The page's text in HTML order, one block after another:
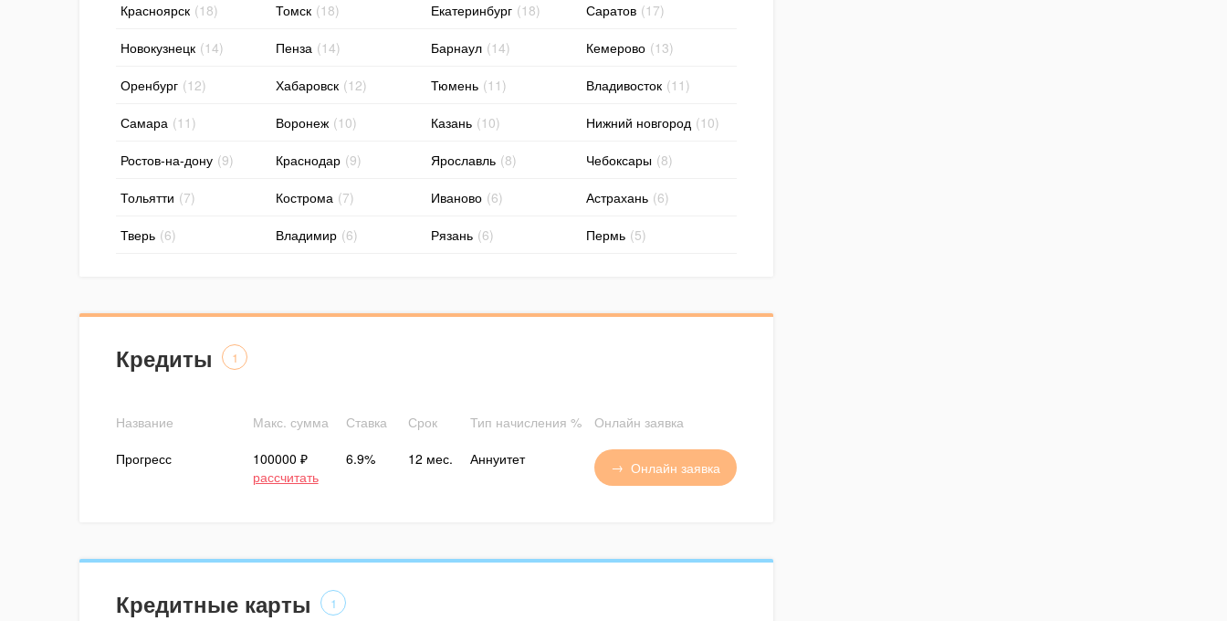
Красноярск (18) Томск (18) Екатеринбург (18) Саратов (17)
Новокузнецк (14) Пенза (14) Барнаул (14) Кемерово (13)
Оренбург (12) Хабаровск (12) Тюмень (11) Владивосток (11)
Самара (11) Воронеж (10) Казань (10) Нижний новгород (10)
Ростов-на-дону (9) Краснодар (9) Ярославль (8) Чебоксары (8)
Тольятти (7) Кострома (7) Иваново (6) Астрахань (6)
Тверь (6) Владимир (6) Рязань (6) Пермь (5)
Кредиты 1
Название
Прогресс
Макс. сумма
100000 ₽
рассчитать
Ставка
6.9%
Срок
12 мес.
Тип начисления %
Аннуитет
Онлайн заявка
Онлайн заявка
Кредитные карты 1